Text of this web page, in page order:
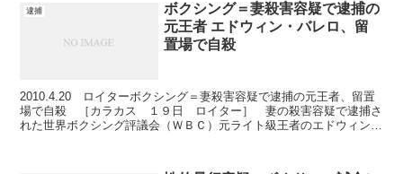
逮捕
ボクシング＝妻殺害容疑で逮捕の
元王者 エドウィン・バレロ、留
置場で自殺
2010.4.20 ロイターボクシング＝妻殺害容疑で逮捕の元王者、留置
場で自殺 ［カラカス １９日 ロイター］ 妻の殺害容疑で逮捕さ
れた世界ボクシング評議会（ＷＢＣ）元ライト級王者のエドウィン・